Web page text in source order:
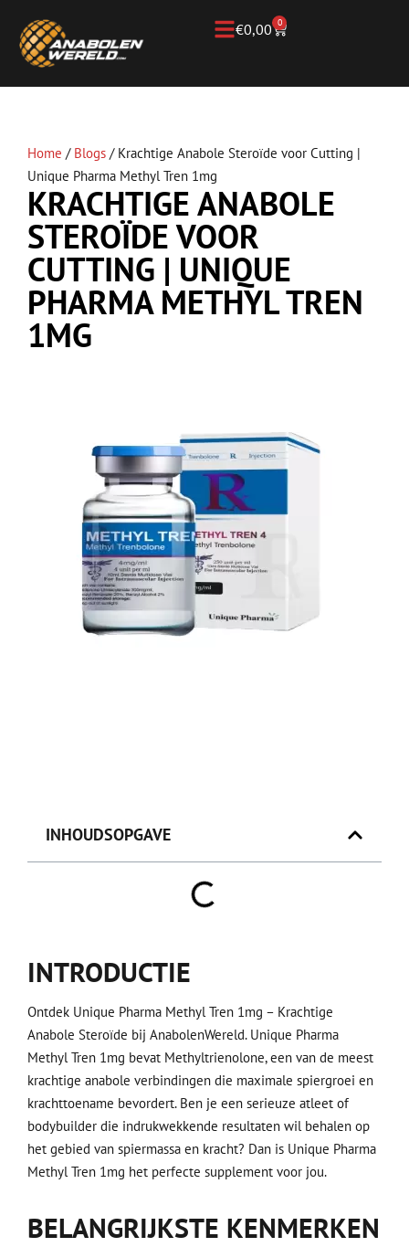
€0,00 0
Home / Blogs / Krachtige Anabole Steroïde voor Cutting |
Unique Pharma Methyl Tren 1mg
KRACHTIGE ANABOLE
STEROÏDE VOOR
CUTTING | UNIQUE
PHARMA METHYL TREN
1MG
INHOUDSOPGAVE
INTRODUCTIE
Ontdek Unique Pharma Methyl Tren 1mg – Krachtige
Anabole Steroïde bij AnabolenWereld. Unique Pharma
Methyl Tren 1mg bevat Methyltrienolone, een van de meest
krachtige anabole verbindingen die maximale spiergroei en
krachttoename bevordert. Ben je een serieuze atleet of
bodybuilder die indrukwekkende resultaten wil behalen op
het gebied van spiermassa en kracht? Dan is Unique Pharma
Methyl Tren 1mg het perfecte supplement voor jou.
BELANGRIJKSTE KENMERKEN